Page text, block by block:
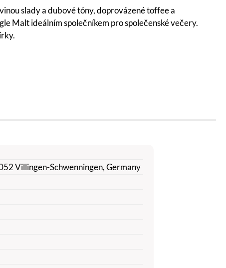
slady a dubové tóny, doprovázené toffee a
Malt ideálním společníkem pro společenské večery.
Villingen-Schwenningen, Germany